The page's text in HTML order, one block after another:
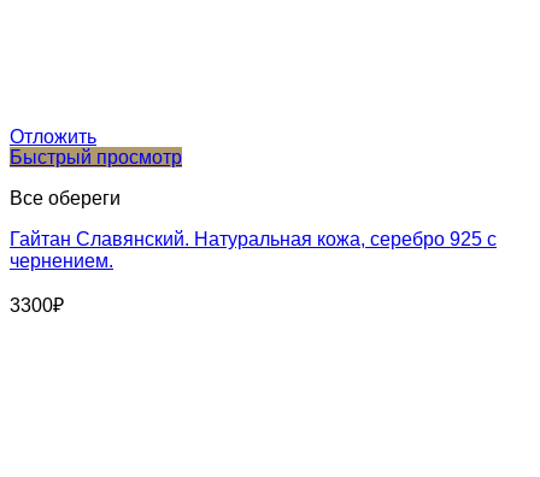
Отложить
Быстрый просмотр
Все обереги
Гайтан Славянский. Натуральная кожа, серебро 925 с
чернением.
3300₽